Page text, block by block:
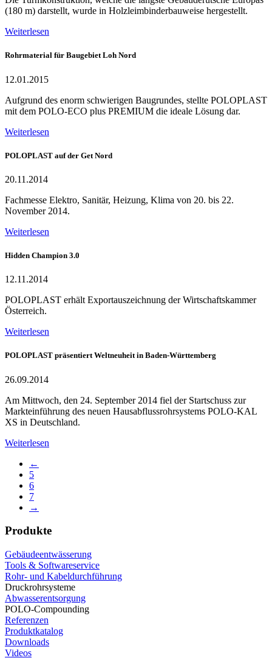
(180 m) darstellt, wurde in Holzleimbinderbauweise hergestellt.
Weiterlesen
Rohrmaterial für Baugebiet Loh Nord
12.01.2015
Aufgrund des enorm schwierigen Baugrundes, stellte POLOPLAST
mit dem POLO-ECO plus PREMIUM die ideale Lösung dar.
Weiterlesen
POLOPLAST auf der Get Nord
20.11.2014
Fachmesse Elektro, Sanitär, Heizung, Klima von 20. bis 22.
November 2014.
Weiterlesen
Hidden Champion 3.0
12.11.2014
POLOPLAST erhält Exportauszeichnung der Wirtschaftskammer
Österreich.
Weiterlesen
POLOPLAST präsentiert Weltneuheit in Baden-Württemberg
26.09.2014
Am Mittwoch, den 24. September 2014 fiel der Startschuss zur
Markteinführung des neuen Hausabflussrohrsystems POLO-KAL
XS in Deutschland.
Weiterlesen
←
5
6
7
→
Produkte
Gebäudeentwässerung
Tools & Softwareservice
Rohr- und Kabeldurchführung
Druckrohrsysteme
Abwasserentsorgung
POLO-Compounding
Referenzen
Produktkatalog
Downloads
Videos